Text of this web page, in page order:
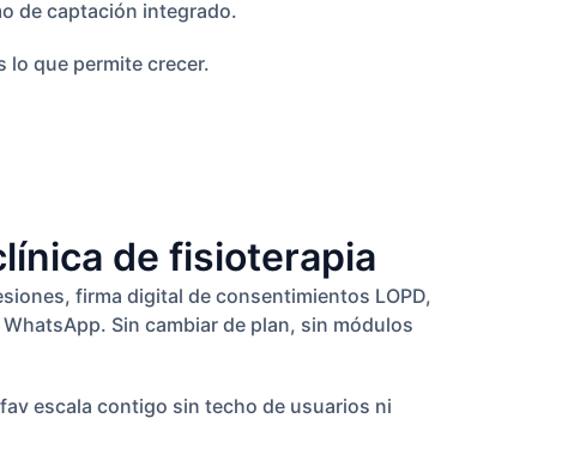
de captación integrado.
lo que permite crecer.
de fisioterapia
firma digital de consentimientos LOPD,
Sin cambiar de plan, sin módulos
escala contigo sin techo de usuarios ni